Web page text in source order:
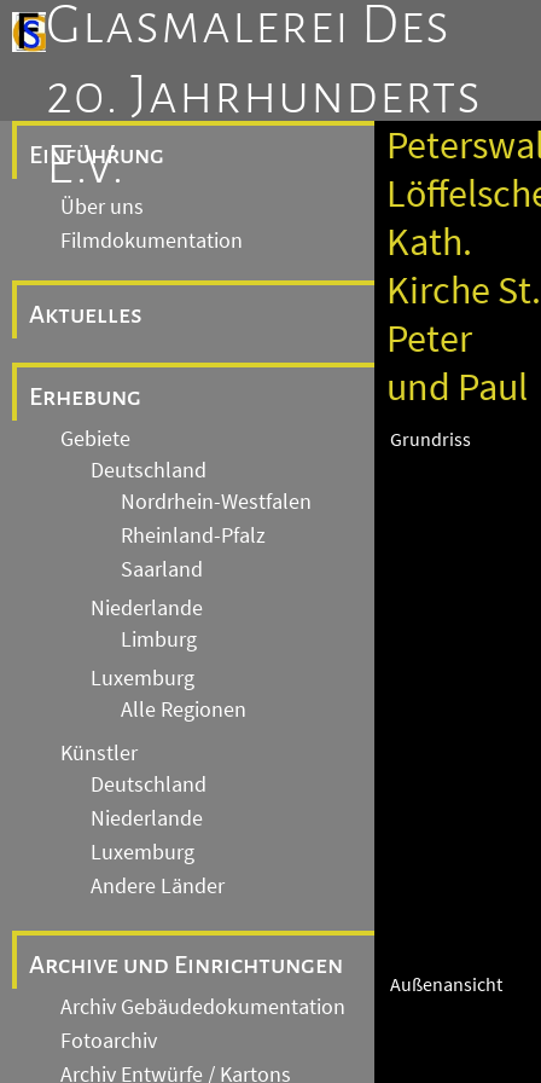
Glasmalerei Des
20. Jahrhunderts
E.V.
Einführung
Über uns
Filmdokumentation
Aktuelles
Erhebung
Gebiete
Deutschland
Nordrhein-Westfalen
Rheinland-Pfalz
Saarland
Niederlande
Limburg
Luxemburg
Alle Regionen
Künstler
Deutschland
Niederlande
Luxemburg
Andere Länder
Archive und Einrichtungen
Archiv Gebäudedokumentation
Fotoarchiv
Archiv Entwürfe / Kartons
Kath.
Kirche St.
Peter
und Paul
Grundriss
Außenansicht